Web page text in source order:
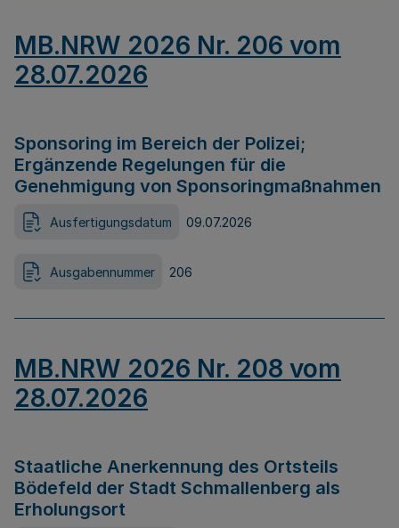
MB.NRW 2026 Nr. 206 vom
28.07.2026
Sponsoring im Bereich der Polizei;
Ergänzende Regelungen für die
Genehmigung von Sponsoringmaßnahmen
Ausfertigungsdatum 09.07.2026
Ausgabennummer 206
MB.NRW 2026 Nr. 208 vom
28.07.2026
Staatliche Anerkennung des Ortsteils
Bödefeld der Stadt Schmallenberg als
Erholungsort